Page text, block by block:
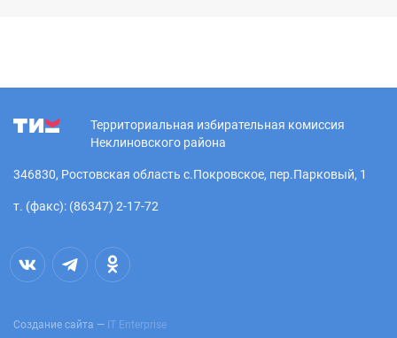
Территориальная избирательная комиссия
Неклиновского района
346830, Ростовская область с.Покровское, пер.Парковый, 1
т. (факс): (86347) 2-17-72
Создание сайта — IT Enterprise